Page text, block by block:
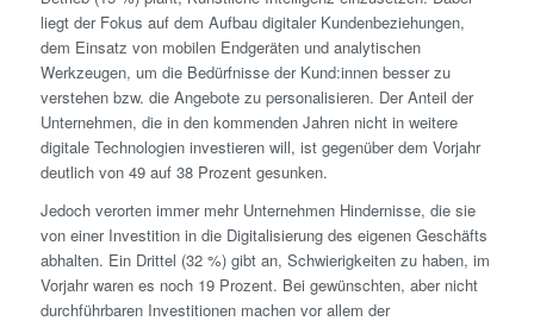
liegt der Fokus auf dem Aufbau digitaler Kundenbeziehungen,
dem Einsatz von mobilen Endgeräten und analytischen
Werkzeugen, um die Bedürfnisse der Kund:innen besser zu
verstehen bzw. die Angebote zu personalisieren. Der Anteil der
Unternehmen, die in den kommenden Jahren nicht in weitere
digitale Technologien investieren will, ist gegenüber dem Vorjahr
deutlich von 49 auf 38 Prozent gesunken.
Jedoch verorten immer mehr Unternehmen Hindernisse, die sie
von einer Investition in die Digitalisierung des eigenen Geschäfts
abhalten. Ein Drittel (32 %) gibt an, Schwierigkeiten zu haben, im
Vorjahr waren es noch 19 Prozent. Bei gewünschten, aber nicht
durchführbaren Investitionen machen vor allem der